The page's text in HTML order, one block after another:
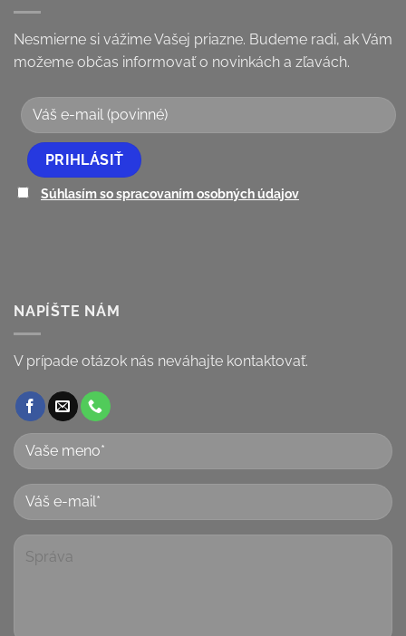
Nesmierne si vážime Vašej priazne. Budeme radi, ak Vám
možeme občas informovať o novinkách a zľavách.
Súhlasím so spracovaním osobných údajov
NAPÍŠTE NÁM
V prípade otázok nás neváhajte kontaktovať.